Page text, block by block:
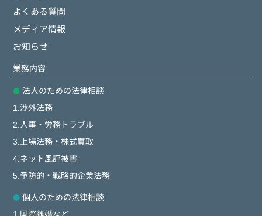
よくある質問
メディア情報
お知らせ
業務内容
法人のための法律相談
1.渉外法務
2.人事・労務トラブル
3.上場法務・株式買取
4.ネット風評被害
5.予防的・戦略的企業法務
個人のための法律相談
1.国際離婚など